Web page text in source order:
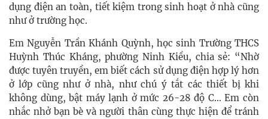
dụng điện an toàn, tiết kiệm trong sinh hoạt ở nhà cũng
như ở trường học.
Em Nguyễn Trần Khánh Quỳnh, học sinh Trường THCS
Huỳnh Thúc Kháng, phường Ninh Kiều, chia sẻ: “Nhờ
được tuyên truyền, em biết cách sử dụng điện hợp lý hơn
ở lớp cũng như ở nhà, như chú ý tắt các thiết bị khi
không dùng, bật máy lạnh ở mức 26-28 độ C... Em còn
nhắc nhở bạn bè và người thân cùng thực hiện để tránh